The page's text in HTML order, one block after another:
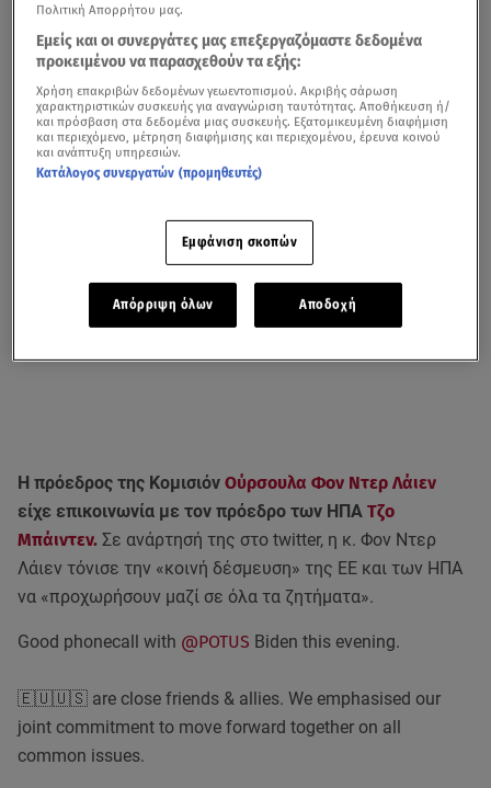
Η πρόεδρος της Κομισιόν Ούρσουλα Φον Ντερ Λάιεν
είχε επικοινωνία με τον πρόεδρο των ΗΠΑ Τζο
Μπάιντεν. Σε ανάρτησή της στο twitter, η κ. Φον Ντερ
Λάιεν τόνισε την «κοινή δέσμευση» της ΕΕ και των ΗΠΑ
να «προχωρήσουν μαζί σε όλα τα ζητήματα».
Good phonecall with @POTUS Biden this evening.
🇪🇺🇺🇸 are close friends & allies. We emphasised our
joint commitment to move forward together on all
common issues.
Πολιτική Απορρήτου μας.
Εμείς και οι συνεργάτες μας επεξεργαζόμαστε δεδομένα
προκειμένου να παρασχεθούν τα εξής:
Χρήση επακριβών δεδομένων γεωεντοπισμού. Ακριβής σάρωση
χαρακτηριστικών συσκευής για αναγνώριση ταυτότητας. Αποθήκευση ή/
και πρόσβαση στα δεδομένα μιας συσκευής. Εξατομικευμένη διαφήμιση
και περιεχόμενο, μέτρηση διαφήμισης και περιεχομένου, έρευνα κοινού
και ανάπτυξη υπηρεσιών.
Κατάλογος συνεργατών (προμηθευτές)
Εμφάνιση σκοπών
Απόρριψη όλων Αποδοχή